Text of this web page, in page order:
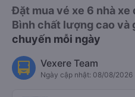
Đặt mua vé xe 6 nhà
Bình chất lượng cao và
chuyến mỗi ngày
Vexere Team
Ngày cập nhật: 08/08/2026